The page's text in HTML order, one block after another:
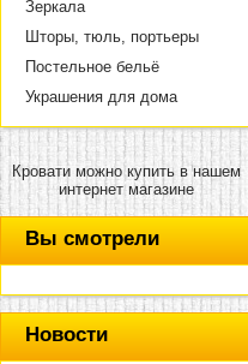
Зеркала
Шторы, тюль, портьеры
Постельное бельё
Украшения для дома
Кровати можно купить в нашем
интернет магазине
Вы смотрели
Новости